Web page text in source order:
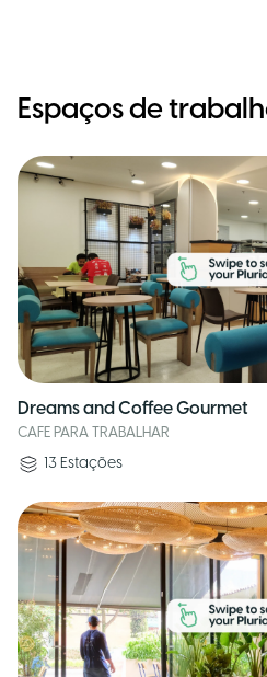
Espaços de
Dreams and Coffee Gourmet
CAFE PARA TRABALHAR
13 Estações